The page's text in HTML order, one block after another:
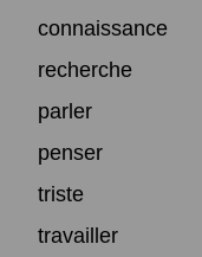
connaissance
recherche
parler
penser
triste
travailler